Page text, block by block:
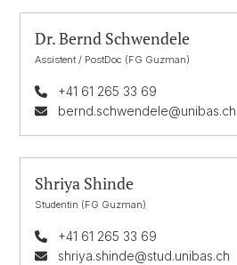
Dr. Bernd Schwendele
Assistent / PostDoc (FG Guzman)
+41 61 265 33 69
bernd.schwendele@unibas.ch
Shriya Shinde
Studentin (FG Guzman)
+41 61 265 33 69
shriya.shinde@stud.unibas.ch